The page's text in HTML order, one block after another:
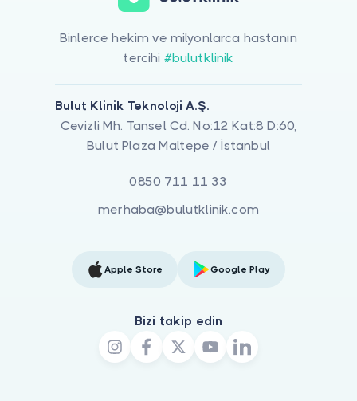
Binlerce hekim ve milyonlarca hastanın
tercihi #bulutklinik
Bulut Klinik Teknoloji A.Ş.
Cevizli Mh. Tansel Cd. No:12 Kat:8 D:60,
Bulut Plaza Maltepe / İstanbul
0850 711 11 33
merhaba@bulutklinik.com
Apple Store Google Play
Bizi takip edin